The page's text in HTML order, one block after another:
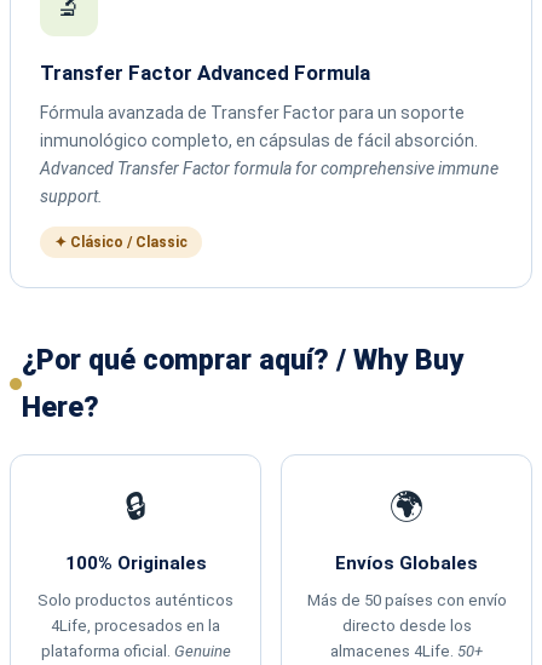
🔬
Transfer Factor Advanced Formula
Fórmula avanzada de Transfer Factor para un soporte
inmunológico completo, en cápsulas de fácil absorción.
Advanced Transfer Factor formula for comprehensive immune
support.
✦ Clásico / Classic
¿Por qué comprar aquí? / Why Buy
Here?
🔒
100% Originales
Solo productos auténticos
4Life, procesados en la
plataforma oficial. Genuine
🌍
Envíos Globales
Más de 50 países con envío
directo desde los
almacenes 4Life. 50+